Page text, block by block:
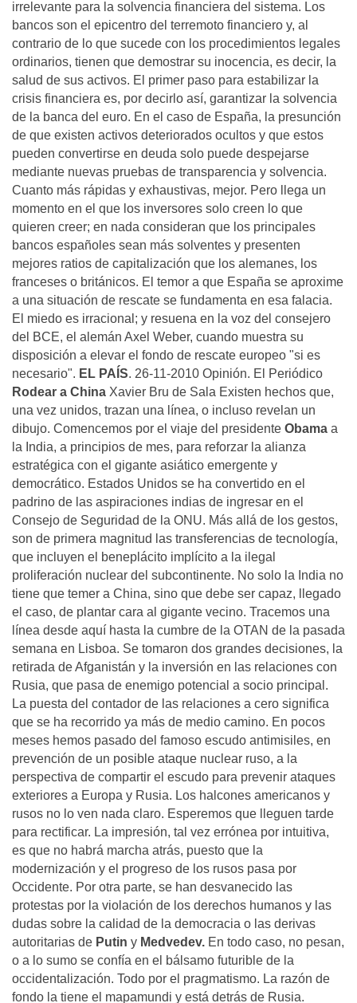
irrelevante para la solvencia financiera del sistema. Los
bancos son el epicentro del terremoto financiero y, al
contrario de lo que sucede con los procedimientos legales
ordinarios, tienen que demostrar su inocencia, es decir, la
salud de sus activos. El primer paso para estabilizar la
crisis financiera es, por decirlo así, garantizar la solvencia
de la banca del euro. En el caso de España, la presunción
de que existen activos deteriorados ocultos y que estos
pueden convertirse en deuda solo puede despejarse
mediante nuevas pruebas de transparencia y solvencia.
Cuanto más rápidas y exhaustivas, mejor. Pero llega un
momento en el que los inversores solo creen lo que
quieren creer; en nada consideran que los principales
bancos españoles sean más solventes y presenten
mejores ratios de capitalización que los alemanes, los
franceses o británicos. El temor a que España se aproxime
a una situación de rescate se fundamenta en esa falacia.
El miedo es irracional; y resuena en la voz del consejero
del BCE, el alemán Axel Weber, cuando muestra su
disposición a elevar el fondo de rescate europeo "si es
necesario". EL PAÍS. 26-11-2010 Opinión. El Periódico
Rodear a China Xavier Bru de Sala Existen hechos que,
una vez unidos, trazan una línea, o incluso revelan un
dibujo. Comencemos por el viaje del presidente Obama a
la India, a principios de mes, para reforzar la alianza
estratégica con el gigante asiático emergente y
democrático. Estados Unidos se ha convertido en el
padrino de las aspiraciones indias de ingresar en el
Consejo de Seguridad de la ONU. Más allá de los gestos,
son de primera magnitud las transferencias de tecnología,
que incluyen el beneplácito implícito a la ilegal
proliferación nuclear del subcontinente. No solo la India no
tiene que temer a China, sino que debe ser capaz, llegado
el caso, de plantar cara al gigante vecino. Tracemos una
línea desde aquí hasta la cumbre de la OTAN de la pasada
semana en Lisboa. Se tomaron dos grandes decisiones, la
retirada de Afganistán y la inversión en las relaciones con
Rusia, que pasa de enemigo potencial a socio principal.
La puesta del contador de las relaciones a cero significa
que se ha recorrido ya más de medio camino. En pocos
meses hemos pasado del famoso escudo antimisiles, en
prevención de un posible ataque nuclear ruso, a la
perspectiva de compartir el escudo para prevenir ataques
exteriores a Europa y Rusia. Los halcones americanos y
rusos no lo ven nada claro. Esperemos que lleguen tarde
para rectificar. La impresión, tal vez errónea por intuitiva,
es que no habrá marcha atrás, puesto que la
modernización y el progreso de los rusos pasa por
Occidente. Por otra parte, se han desvanecido las
protestas por la violación de los derechos humanos y las
dudas sobre la calidad de la democracia o las derivas
autoritarias de Putin y Medvedev. En todo caso, no pesan,
o a lo sumo se confía en el bálsamo futurible de la
occidentalización. Todo por el pragmatismo. La razón de
fondo la tiene el mapamundi y está detrás de Rusia.